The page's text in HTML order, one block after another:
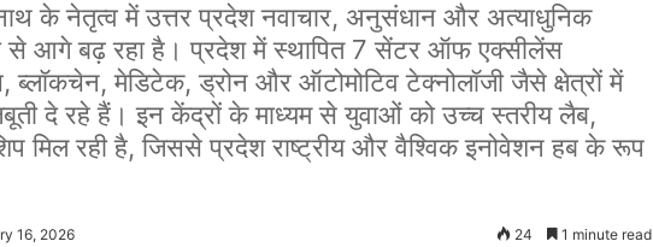
के नेतृत्व में उत्तर प्रदेश नवाचार, अनुसंधान और अत्याधुनिक
से आगे बढ़ रहा है। प्रदेश में स्थापित 7 सेंटर ऑफ एक्सीलेंस
ब्लॉकचेन, मेडिटेक, ड्रोन और ऑटोमोटिव टेक्नोलॉजी जैसे क्षेत्रों में
दे रहे हैं। इन केंद्रों के माध्यम से युवाओं को उच्च स्तरीय लैब,
मिल रही है, जिससे प्रदेश राष्ट्रीय और वैश्विक इनोवेशन हब के रूप
16, 2026 24 1 minute read